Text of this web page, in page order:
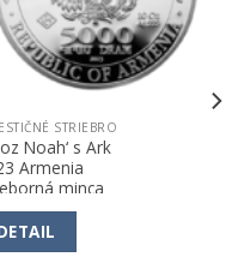
STRIEBRO
Noah‘ s Ark
Armenia
minca